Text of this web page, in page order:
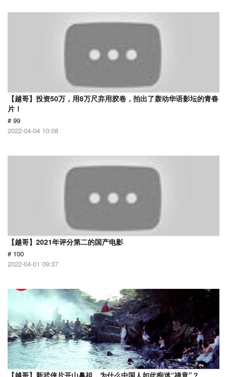
【越哥】投资50万，用8万尺弃用胶卷，拍出了轰动华语影坛的青春
片！
# 99
2022-04-04 10:08
【越哥】2021年评分第二的国产电影
# 100
2022-04-01 09:37
【越哥】新武侠片开山鼻祖，为什么中国人如此痴迷“禅意”？